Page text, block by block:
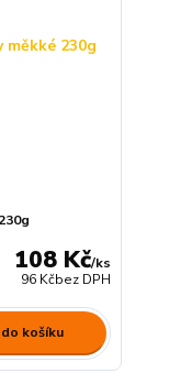
108 Kč/ks
96 Kčbez DPH
košíku